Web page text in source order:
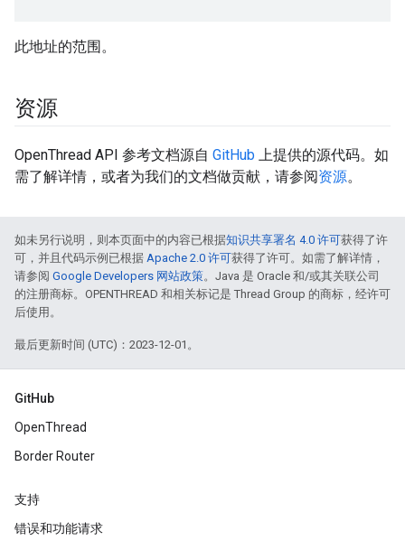
此地址的范围。
资源
OpenThread API 参考文档源自 GitHub 上提供的源代码。如
需了解详情，或者为我们的文档做贡献，请参阅资源。
如未另行说明，则本页面中的内容已根据知识共享署名 4.0 许可获得了许
可，并且代码示例已根据 Apache 2.0 许可获得了许可。如需了解详情，
请参阅 Google Developers 网站政策。Java 是 Oracle 和/或其关联公司
的注册商标。OPENTHREAD 和相关标记是 Thread Group 的商标，经许可
后使用。
最后更新时间 (UTC)：2023-12-01。
GitHub
OpenThread
Border Router
支持
错误和功能请求